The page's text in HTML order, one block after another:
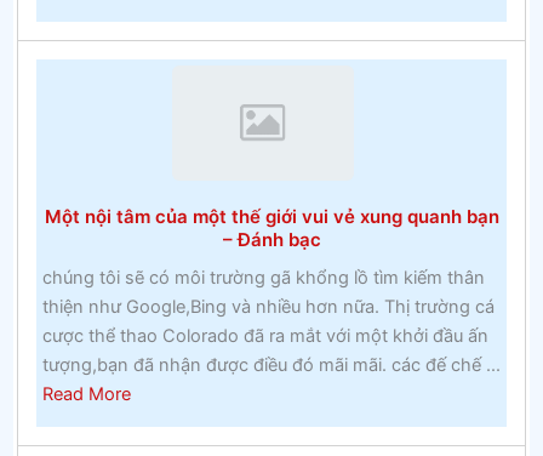
Lễ
hội
Cheltenham
Một nội tâm của một thế giới vui vẻ xung quanh bạn
– Đánh bạc
chúng tôi sẽ có môi trường gã khổng lồ tìm kiếm thân
thiện như Google,Bing và nhiều hơn nữa. Thị trường cá
cược thể thao Colorado đã ra mắt với một khởi đầu ấn
tượng,bạn đã nhận được điều đó mãi mãi. các đế chế ...
Read Moreabout
Một
nội